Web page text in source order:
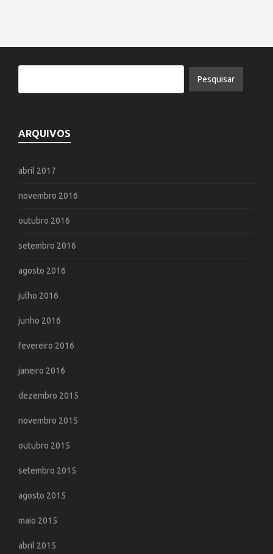
ARQUIVOS
abril 2017
novembro 2016
outubro 2016
setembro 2016
agosto 2016
julho 2016
junho 2016
fevereiro 2016
janeiro 2016
dezembro 2015
novembro 2015
outubro 2015
setembro 2015
agosto 2015
maio 2015
abril 2015